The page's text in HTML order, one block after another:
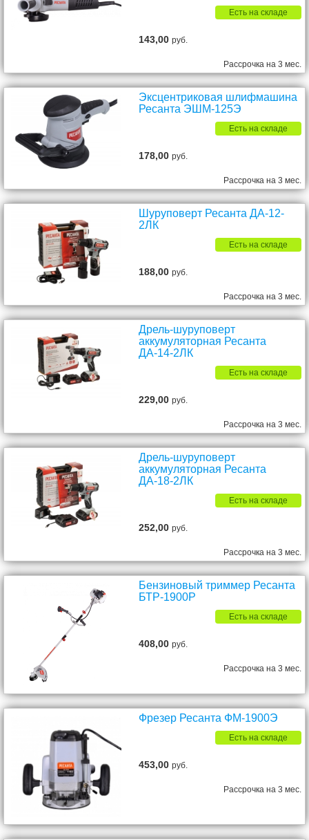
Есть на складе
143,00руб.
Рассрочка на 3 мес.
Эксцентриковая шлифмашина
Ресанта ЭШМ-125Э
Есть на складе
178,00руб.
Рассрочка на 3 мес.
Шуруповерт Ресанта ДА-12-
2ЛК
Есть на складе
188,00руб.
Рассрочка на 3 мес.
Дрель-шуруповерт
аккумуляторная Ресанта
ДА-14-2ЛК
Есть на складе
229,00руб.
Рассрочка на 3 мес.
Дрель-шуруповерт
аккумуляторная Ресанта
ДА-18-2ЛК
Есть на складе
252,00руб.
Рассрочка на 3 мес.
Бензиновый триммер Ресанта
БТР-1900Р
Есть на складе
408,00руб.
Рассрочка на 3 мес.
Фрезер Ресанта ФМ-1900Э
Есть на складе
453,00руб.
Рассрочка на 3 мес.